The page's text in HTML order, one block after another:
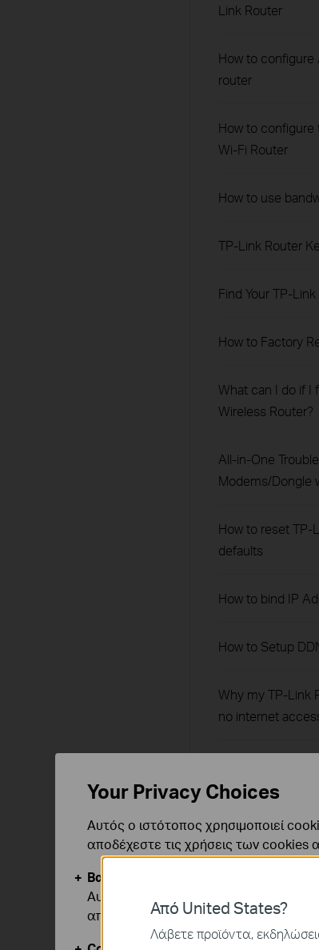
Link Router
How to configure
router
How to configure
Wi-Fi Router
How to use
TP-Link Router
Find Your TP-
How to Factory
What can I do if I
Wireless Router?
All-in-One
Modems/Dongle
How to reset TP-
defaults
How to bind IP
How to Setup
Why my TP-Link
no internet
connected to the
Why cannot I
OS)?
How to do
Από United States?
Λάβετε προϊόντα,
Your Privacy Choices
Αυτός ο ιστότοπος χρησιμοποιεί
αποδέχεστε τις χρήσεις των cookies
Βασικά Cookies
Αυτά τα cookie είναι απαραίτητα για
απενεργοποιηθούν στα συστήματά